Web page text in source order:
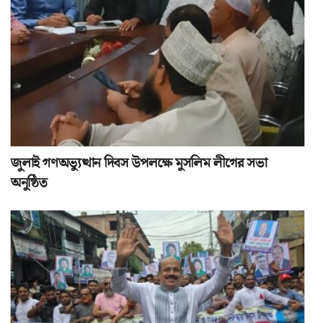
জুলাই গণঅভ্যুত্থান দিবস উপলক্ষে মুসলিম লীগের সভা
অনুষ্ঠিত